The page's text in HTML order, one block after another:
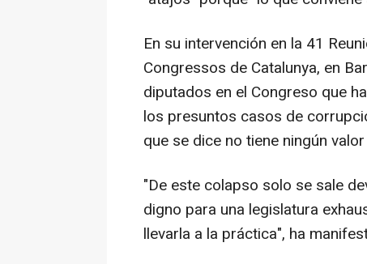
En su intervención en la 41
Congressos de Catalunya, en
diputados en el Congreso que
los presuntos casos de
que se dice no tiene ningún
"De este colapso solo se sale
digno para una legislatura
llevarla a la práctica", ha